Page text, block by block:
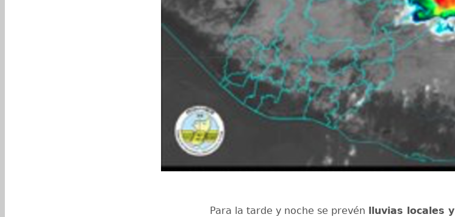
Para la tarde y noche se prevén lluvias locales y